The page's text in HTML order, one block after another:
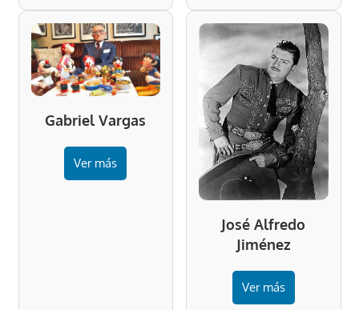
Gabriel Vargas
Ver más
José Alfredo
Jiménez
Ver más